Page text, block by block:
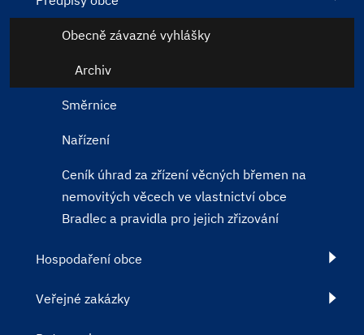
Obecně závazné vyhlášky
Archiv
Směrnice
Nařízení
Ceník úhrad za zřízení věcných břemen na
nemovitých věcech ve vlastnictví obce
Bradlec a pravidla pro jejich zřizování
Hospodaření obce
Veřejné zakázky